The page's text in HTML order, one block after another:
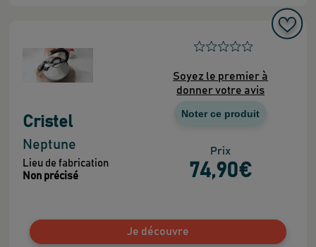
Soyez le premier à
donner votre avis
Noter ce produit
Prix
74,90€
Cristel
Neptune
Lieu de fabrication
Non précisé
Je découvre